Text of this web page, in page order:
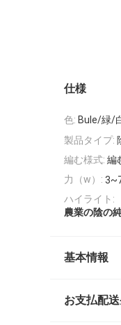
仕様
色: Bule/緑/
製品タイプ:
編む様式: 編
力（w）:
ハイライト:
農業の陰の
基本情報
お支払配